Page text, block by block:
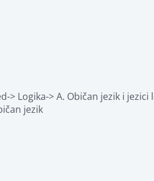
Logika-> A. Običan jezik i
jezik